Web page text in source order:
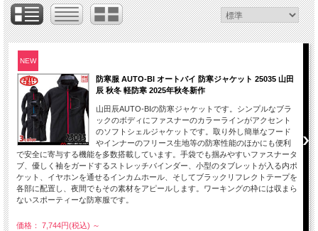
NEW
防寒服 AUTO-BI オートバイ 防寒ジャケット 25035 山田
辰 秋冬 軽防寒 2025年秋冬新作
山田辰AUTO-BIの防寒ジャケットです。シンプルなブラ
ックのボディにファスナーのカラーラインがアクセント
のソフトシェルジャケットです。取り外し簡単なフード
やインナーのフリース生地等の防寒性能のほかにも便利
で安全に寄与する機能を多数搭載しています。手袋でも掴みやすいファスナータ
ブ、優しく袖をガードするストレッチバインダー、小型のタブレットが入る内ポ
ケット、イヤホンを通せるインカムホール、そしてブラックリフレクトテープを
各部に配置し、夜間でもその素材をアピールします。ワーキングの枠には収まら
ないスポーティーな防寒服です。
価格： 7,744円(税込) ～